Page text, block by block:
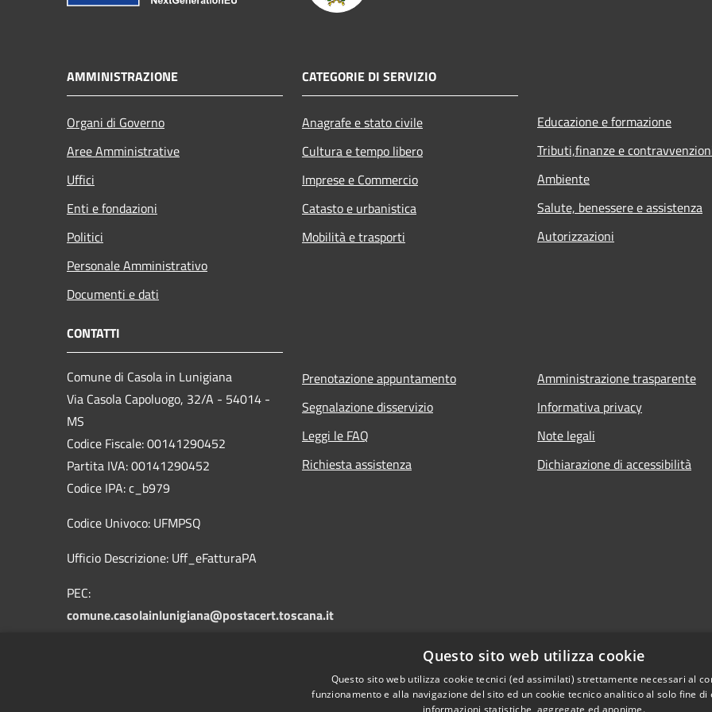
AMMINISTRAZIONE
Organi di Governo
Aree Amministrative
Uffici
Enti e fondazioni
Politici
Personale Amministrativo
Documenti e dati
CATEGORIE DI SERVIZIO
Anagrafe e stato civile
Cultura e tempo libero
Imprese e Commercio
Catasto e urbanistica
Mobilità e trasporti
Educazione e formazione
Tributi,finanze e
Ambiente
Salute, benessere e assistenza
Autorizzazioni
CONTATTI
Comune di Casola in Lunigiana
Via Casola Capoluogo, 32/A - 54014 -
MS
Codice Fiscale: 00141290452
Partita IVA: 00141290452
Codice IPA: c_b979
Codice Univoco: UFMPSQ
Ufficio Descrizione: Uff_eFatturaPA
PEC:
comune.casolainlunigiana@postacert.toscana.it
Prenotazione appuntamento
Segnalazione disservizio
Leggi le FAQ
Richiesta assistenza
Amministrazione trasparente
Informativa privacy
Note legali
Dichiarazione di accessibilità
Questo sito web utilizza cookie
Questo sito web utilizza cookie tecnici (ed assimilati) strettamente necessari al
funzionamento e alla navigazione del sito ed un cookie tecnico analitico al solo fine di
informazioni statistiche, aggregate ed anonime.